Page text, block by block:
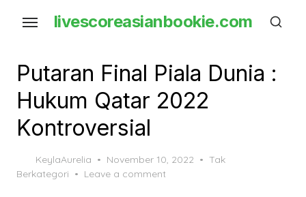
content
livescoreasianbookie.com
Putaran Final Piala Dunia :
Hukum Qatar 2022
Kontroversial
KeylaAurelia
Posted
on
November 10, 2022
Tak
Berkategori
Leave a comment